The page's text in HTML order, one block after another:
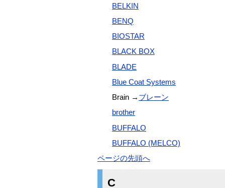
BELKIN
BENQ
BIOSTAR
BLACK BOX
BLADE
Blue Coat Systems
Brain → ブレーン
brother
BUFFALO
BUFFALO (MELCO)
ページの先頭へ
C